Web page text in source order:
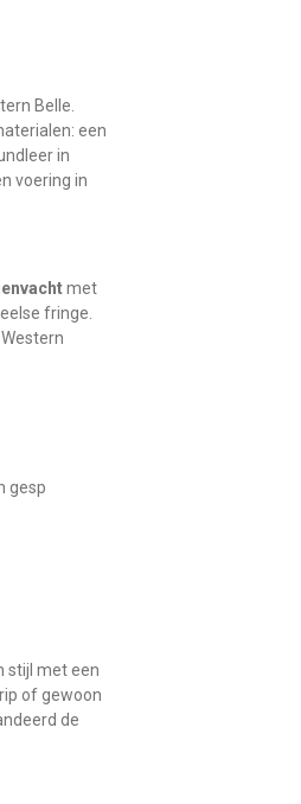
Belle.
een
in
voering in
met
fringe.
gesp
stijl met een
of gewoon
de